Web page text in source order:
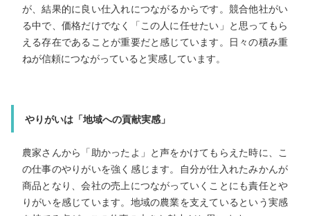
が、結果的に良い仕入れにつながるからです。競合他社がい
る中で、価格だけでなく「この人に任せたい」と思ってもら
える存在であることが重要だと感じています。日々の積み重
ねが信頼につながっていると実感しています。
やりがいは「地域への貢献実感」
農家さんから「助かったよ」と声をかけてもらえた時に、こ
の仕事のやりがいを強く感じます。自分が仕入れたみかんが
商品となり、会社の売上につながっていくことにも責任とや
りがいを感じています。地域の農業を支えているという実感
献できる仕事である点にも魅力を感じました。
現在は生産部で、ジュースやジュレなどの加工品の製
当しています。機械を使った作業が中心ですが、製品
を左右する重要な工程でもあるため、常に集中して取
でいます。無添加の商品を扱っていることもあり、異
やミスが起きないよう細心の注意を払いながら作業し
す。